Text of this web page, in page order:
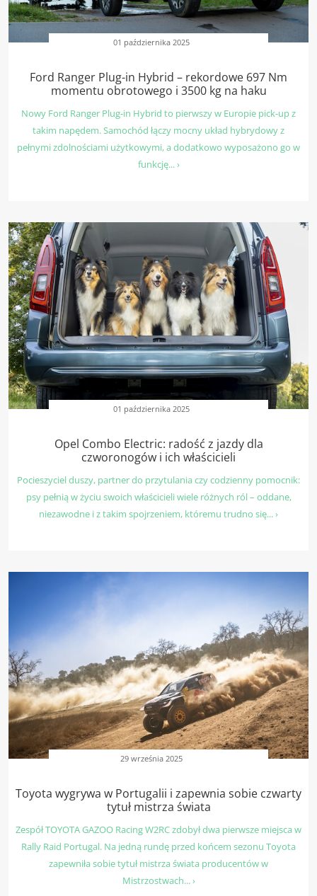
01 października 2025
Ford Ranger Plug-in Hybrid – rekordowe 697 Nm
momentu obrotowego i 3500 kg na haku
Nowy Ford Ranger Plug-in Hybrid to pierwszy w Europie pick-up z
takim napędem. Samochód łączy mocny układ hybrydowy z
pełnymi zdolnościami użytkowymi, a dodatkowo wyposażono go w
funkcję... ›
01 października 2025
Opel Combo Electric: radość z jazdy dla
czworonogów i ich właścicieli
Pocieszyciel duszy, partner do przytulania czy codzienny pomocnik:
psy pełnią w życiu swoich właścicieli wiele różnych ról – oddane,
niezawodne i z takim spojrzeniem, któremu trudno się... ›
29 września 2025
Toyota wygrywa w Portugalii i zapewnia sobie czwarty
tytuł mistrza świata
Zespół TOYOTA GAZOO Racing W2RC zdobył dwa pierwsze miejsca w
Rally Raid Portugal. Na jedną rundę przed końcem sezonu Toyota
zapewniła sobie tytuł mistrza świata producentów w
Mistrzostwach... ›